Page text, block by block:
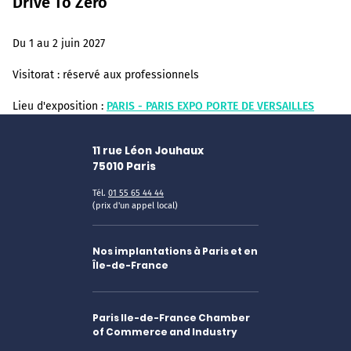
Du 1 au 2 juin 2027
Visitorat : réservé aux professionnels
Lieu d'exposition : PARIS - PARIS EXPO PORTE DE VERSAILLES
11 rue Léon Jouhaux
75010 Paris
Tél. 01 55 65 44 44
(prix d'un appel local)
Nos implantations à Paris et en
Île-de-France
Paris Ile-de-France Chamber
of Commerce and Industry